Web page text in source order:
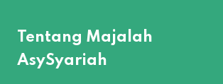
Tentang Majalah
AsySyariah